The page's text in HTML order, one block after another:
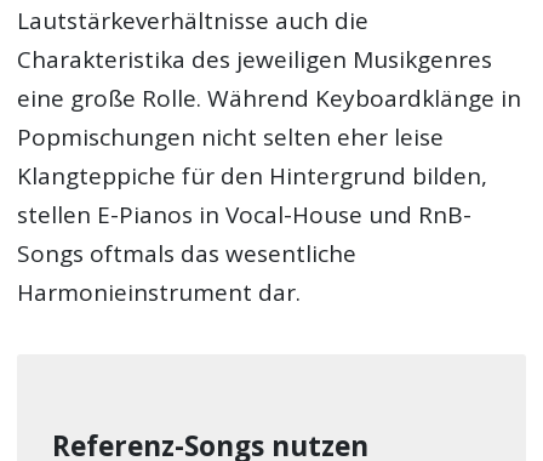
Lautstärkeverhältnisse auch die
Charakteristika des jeweiligen Musikgenres
eine große Rolle. Während Keyboardklänge in
Popmischungen nicht selten eher leise
Klangteppiche für den Hintergrund bilden,
stellen E-Pianos in Vocal-House und RnB-
Songs oftmals das wesentliche
Harmonieinstrument dar.
Referenz-Songs nutzen